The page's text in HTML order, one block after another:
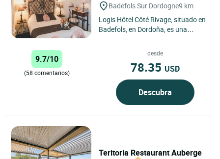
Badefols Sur Dordogne9 km
Logis Hôtel Côté Rivage, situado en
Badefols, en Dordoña, es una
Périgord Noir y el...
9.7/10
(58 comentarios)
desde
78.35 USD
Descubra
Teritoria Restaurant Auberge